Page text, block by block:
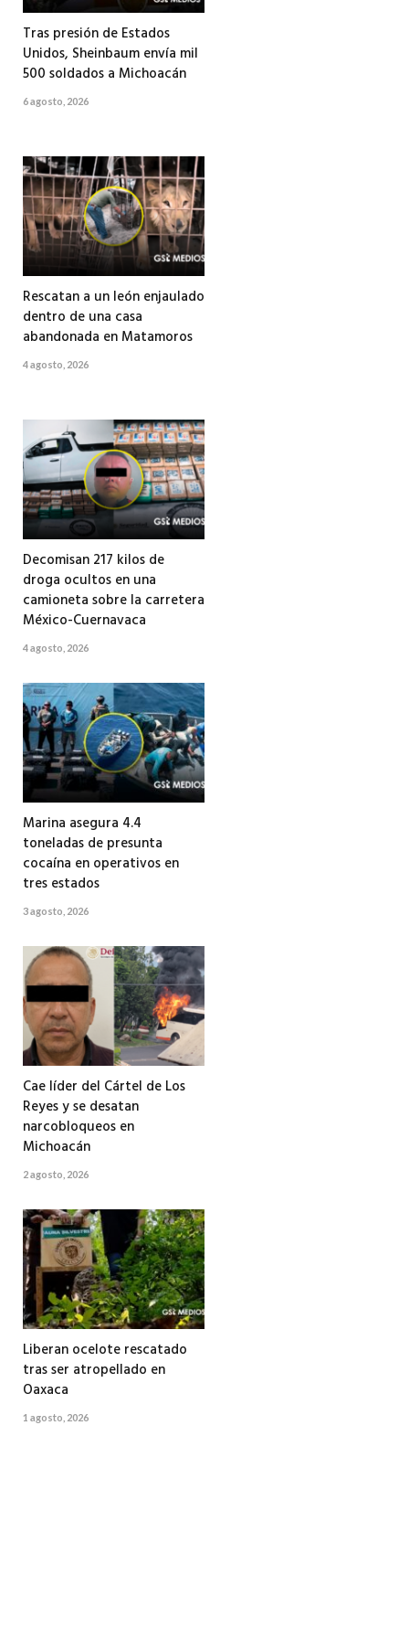
Tras presión de Estados
Unidos, Sheinbaum envía mil
500 soldados a Michoacán
6 agosto, 2026
Rescatan a un león enjaulado
dentro de una casa
abandonada en Matamoros
4 agosto, 2026
Decomisan 217 kilos de
droga ocultos en una
camioneta sobre la carretera
México-Cuernavaca
4 agosto, 2026
Marina asegura 4.4
toneladas de presunta
cocaína en operativos en
tres estados
3 agosto, 2026
Cae líder del Cártel de Los
Reyes y se desatan
narcobloqueos en
Michoacán
2 agosto, 2026
Liberan ocelote rescatado
tras ser atropellado en
Oaxaca
1 agosto, 2026